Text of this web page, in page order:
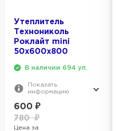
Утеплитель
Технониколь
Роклайт mini
50х600х800
В наличии 694 уп.
Показать
информацию
600 ₽
780₽
Цена за